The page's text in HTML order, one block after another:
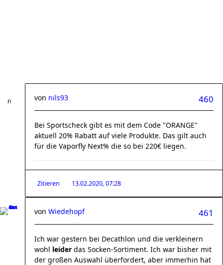
460
von nils93
Bei Sportscheck gibt es mit dem Code "ORANGE"
aktuell 20% Rabatt auf viele Produkte. Das gilt auch
für die Vaporfly Next% die so bei 220€ liegen.
Zitieren 13.02.2020, 07:28
461
von Wiedehopf
Ich war gestern bei Decathlon und die verkleinern
wohl leider das Socken-Sortiment. Ich war bisher mit
der großen Auswahl überfordert, aber immerhin hat